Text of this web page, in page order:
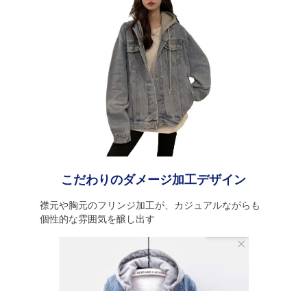
こだわりのダメージ加工デザイン
襟元や胸元のフリンジ加工が、カジュアルながらも
個性的な雰囲気を醸し出す